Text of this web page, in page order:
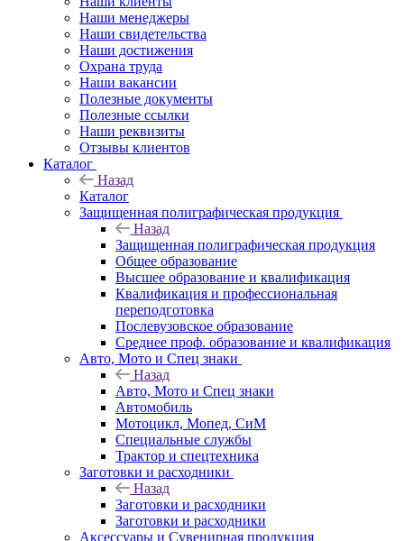
Наши менеджеры
Наши свидетельства
Наши достижения
Охрана труда
Наши вакансии
Полезные документы
Полезные ссылки
Наши реквизиты
Отзывы клиентов
Каталог
Назад
Каталог
Защищенная полиграфическая продукция
Назад
Защищенная полиграфическая продукция
Общее образование
Высшее образование и квалификация
Квалификация и профессиональная
переподготовка
Послевузовское образование
Среднее проф. образование и квалификация
Авто, Мото и Спец знаки
Назад
Авто, Мото и Спец знаки
Автомобиль
Мотоцикл, Мопед, СиМ
Специальные службы
Трактор и спецтехника
Заготовки и расходники
Назад
Заготовки и расходники
Заготовки и расходники
Аксессуары и Сувенирная продукция